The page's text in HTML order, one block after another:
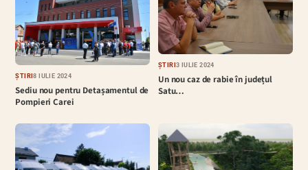
ȘTIRI8 IULIE 2024
Sediu nou pentru Detașamentul de
Pompieri Carei
ȘTIRI3 IULIE 2024
Un nou caz de rabie în județul
Satu…